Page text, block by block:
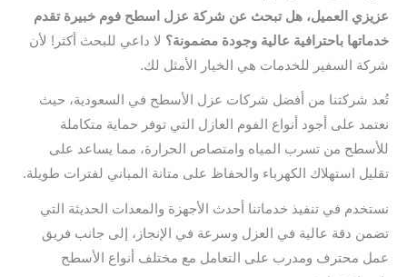
عزيزي العميل، هل تبحث عن شركة عزل اسطح فوم خبيرة تقدم
خدماتها باحترافية عالية وجودة مضمونة؟ لا داعي للبحث أكثر! لأن
شركة السفير للخدمات هي الخيار الأمثل لك.
تُعد شركتنا من أفضل شركات عزل الأسطح في السعودية، حيث
نعتمد على أجود أنواع الفوم العازل التي توفر حماية متكاملة
للأسطح من تسرب المياه وامتصاص الحرارة، مما يساعد على
تقليل استهلاك الكهرباء والحفاظ على متانة المباني لفترات طويلة.
نستخدم في تنفيذ خدماتنا أحدث الأجهزة والمعدات الحديثة التي
تضمن دقة عالية في العزل وسرعة في الإنجاز، إلى جانب فريق
عمل محترف ومدرب على التعامل مع مختلف أنواع الأسطح